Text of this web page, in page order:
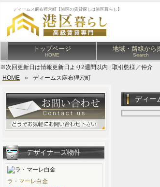
ディームス麻布狸穴町【港区の賃貸探しは港区暮らし】
トップページ
HOME
地域・路線から
Search
※次回更新日は情報更新日より2週間以内 | 取引態様／仲介
HOME
» ディームス麻布狸穴町
ディー
デザイナーズ物件
ラ・マーレ白金